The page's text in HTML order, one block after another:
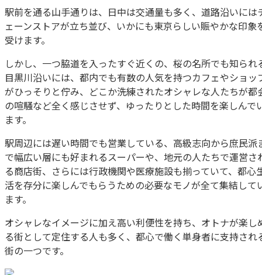
駅前を通る山手通りは、日中は交通量も多く、道路沿いには
ェーンストアが立ち並び、いかにも東京らしい賑やかな印象
受けます。
しかし、一つ脇道を入ったすぐ近くの、桜の名所でも知られ
目黒川沿いには、都内でも有数の人気を持つカフェやショッ
がひっそりと佇み、どこか洗練されたオシャレな人たちが都
の喧騒など全く感じさせず、ゆったりとした時間を楽しんで
ます。
駅周辺には遅い時間でも営業している、高級志向から庶民派
で幅広い層にも好まれるスーパーや、地元の人たちで運営さ
る商店街、さらには行政機関や医療施設も揃っていて、都心
活を存分に楽しんでもらうための必要なモノが全て集結して
ます。
オシャレなイメージに加え高い利便性を持ち、オトナが楽し
る街として定住する人も多く、都心で働く単身者に支持され
街の一つです。